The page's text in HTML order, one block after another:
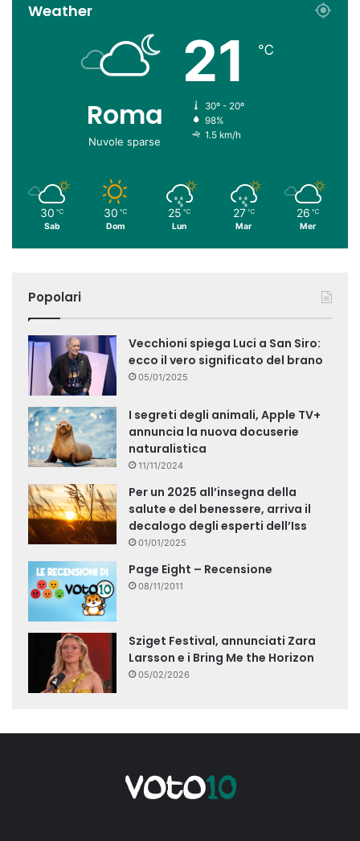
Weather
Roma
Nuvole sparse
21 ℃
30º - 20º
98%
1.5 km/h
30 ℃
Sab
30 ℃
Dom
25 ℃
Lun
27 ℃
Mar
26 ℃
Mer
Popolari
Vecchioni spiega Luci a San Siro:
ecco il vero significato del brano
05/01/2025
I segreti degli animali, Apple TV+
annuncia la nuova docuserie
naturalistica
11/11/2024
Per un 2025 all’insegna della
salute e del benessere, arriva il
decalogo degli esperti dell’Iss
01/01/2025
Page Eight – Recensione
08/11/2011
Sziget Festival, annunciati Zara
Larsson e i Bring Me the Horizon
05/02/2026